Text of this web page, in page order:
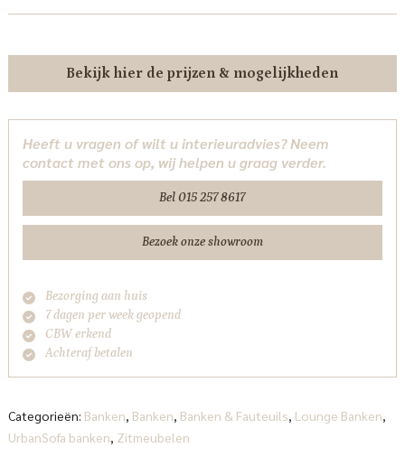
Bekijk hier de prijzen & mogelijkheden
Heeft u vragen of wilt u interieuradvies? Neem
contact met ons op, wij helpen u graag verder.
Bel 015 257 8617
Bezoek onze showroom
Bezorging aan huis
7 dagen per week geopend
CBW erkend
Achteraf betalen
Categorieën: Banken Banken Banken & Fauteuils Lounge Banken
UrbanSofa banken Zitmeubelen